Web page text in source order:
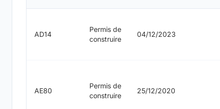
AD14
Permis de
construire
04/12/2023
AE80
Permis de
construire
25/12/2020